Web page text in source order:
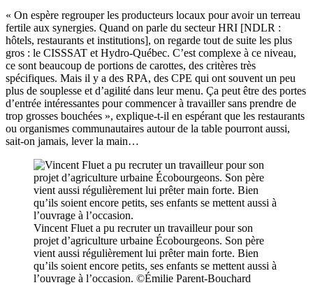
« On espère regrouper les producteurs locaux pour avoir un terreau
fertile aux synergies. Quand on parle du secteur HRI [NDLR :
hôtels, restaurants et institutions], on regarde tout de suite les plus
gros : le CISSSAT et Hydro-Québec. C’est complexe à ce niveau,
ce sont beaucoup de portions de carottes, des critères très
spécifiques. Mais il y a des RPA, des CPE qui ont souvent un peu
plus de souplesse et d’agilité dans leur menu. Ça peut être des portes
d’entrée intéressantes pour commencer à travailler sans prendre de
trop grosses bouchées », explique-t-il en espérant que les restaurants
ou organismes communautaires autour de la table pourront aussi,
sait-on jamais, lever la main…
Vincent Fluet a pu recruter un travailleur pour son
projet d’agriculture urbaine Écobourgeons. Son père
vient aussi régulièrement lui prêter main forte. Bien
qu’ils soient encore petits, ses enfants se mettent aussi à
l’ouvrage à l’occasion. ©Émilie Parent-Bouchard